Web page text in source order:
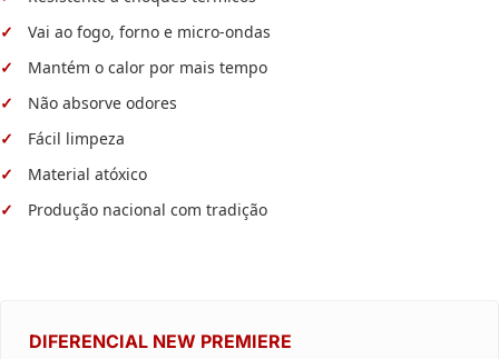
Vai ao fogo, forno e micro-ondas
Mantém o calor por mais tempo
Não absorve odores
Fácil limpeza
Material atóxico
Produção nacional com tradição
DIFERENCIAL NEW PREMIERE